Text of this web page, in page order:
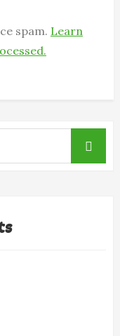
spam. Learn